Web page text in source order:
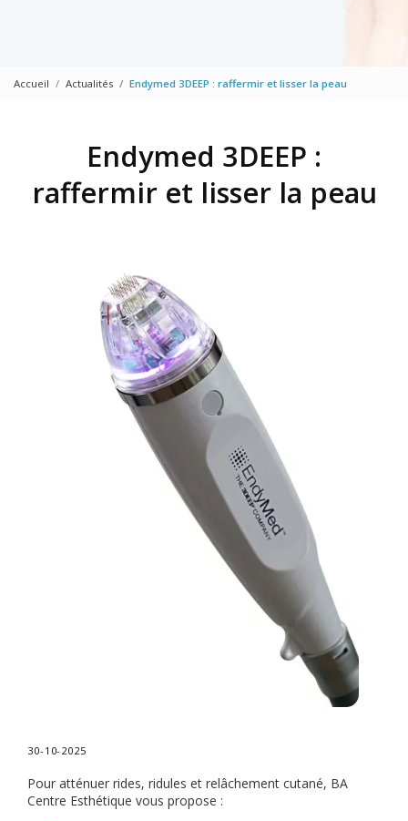
Accueil Actualités Endymed 3DEEP : raffermir et lisser la peau
Endymed 3DEEP :
raffermir et lisser la peau
30-10-2025
Pour atténuer rides, ridules et relâchement cutané, BA
Centre Esthétique vous propose :